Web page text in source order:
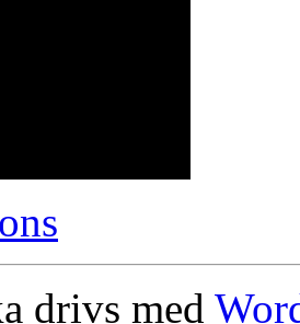
drivs med